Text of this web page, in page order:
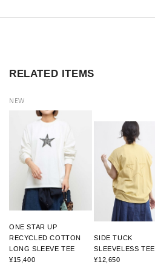
RELATED ITEMS
NEW
ONE STAR UP
RECYCLED COTTON
LONG SLEEVE TEE
¥15,400
SIDE TUCK
SLEEVELESS TEE
¥12,650